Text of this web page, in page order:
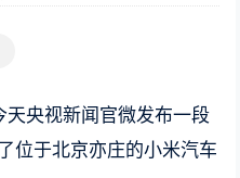
天央视新闻官微发布一段
位于北京亦庄的小米汽车